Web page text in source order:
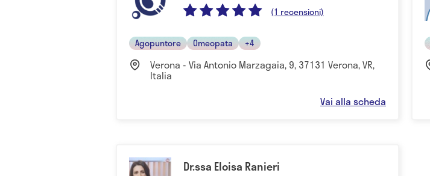
(1 recensioni)
Agopuntore Omeopata +4
Verona - Via Antonio Marzagaia, 9, 37131 Verona, VR,
Italia
Vai alla scheda
Dr.ssa Eloisa Ranieri